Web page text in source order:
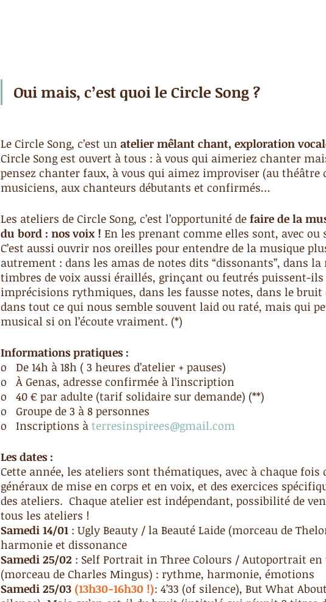
Oui mais, c’est quoi le Circle Song ?
Le Circle Song, c’est un atelier mêlant chant, exploration
Circle Song est ouvert à tous : à vous qui aimeriez chanter
pensez chanter faux, à vous qui aimez improviser (au théâtre
musiciens, aux chanteurs débutants et confirmés…
Les ateliers de Circle Song, c’est l’opportunité de faire de la
du bord : nos voix ! En les prenant comme elles sont, avec ou
C’est aussi ouvrir nos oreilles pour entendre de la musique
autrement : dans les amas de notes dits “dissonants”, dans
timbres de voix aussi éraillés, grinçant ou feutrés puissent-ils
imprécisions rythmiques, dans les fausse notes, dans le bruit
dans tout ce qui nous semble souvent laid ou raté, mais qui
musical si on l’écoute vraiment. (*)
Informations pratiques :
o   De 14h à 18h ( 3 heures d’atelier + pauses)
o   À Genas, adresse confirmée à l’inscription
o   40 € par adulte (tarif solidaire sur demande) (**)
o   Groupe de 3 à 8 personnes
o   Inscriptions à terresinspirees@gmail.com
Les dates :
Cette année, les ateliers sont thématiques, avec à chaque fois
généraux de mise en corps et en voix, et des exercices
des ateliers.  Chaque atelier est indépendant, possibilité de
tous les ateliers !
Samedi 14/01 : Ugly Beauty / la Beauté Laide (morceau de
harmonie et dissonance
Samedi 25/02 : Self Portrait in Three Colours / Autoportrait
(morceau de Charles Mingus) : rythme, harmonie, émotions
Samedi 25/03 (13h30-16h30 !): 4’33 (of silence), But What